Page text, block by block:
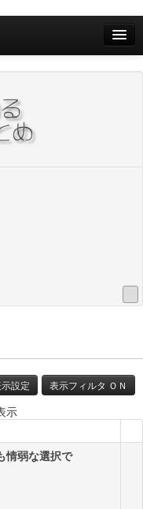
設定 表示フィルタ ＯＮ
示
情弱な選択で